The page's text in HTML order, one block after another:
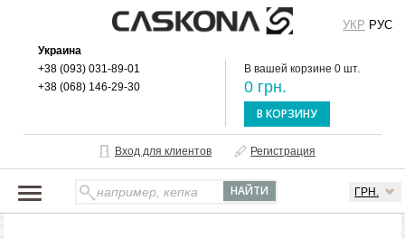
Украина
+38 (093) 031-89-01
+38 (068) 146-29-30
В вашей корзине 0 шт.
0 грн.
В КОРЗИНУ
Вход для клиентов Регистрация
ГРН.
УКР РУС